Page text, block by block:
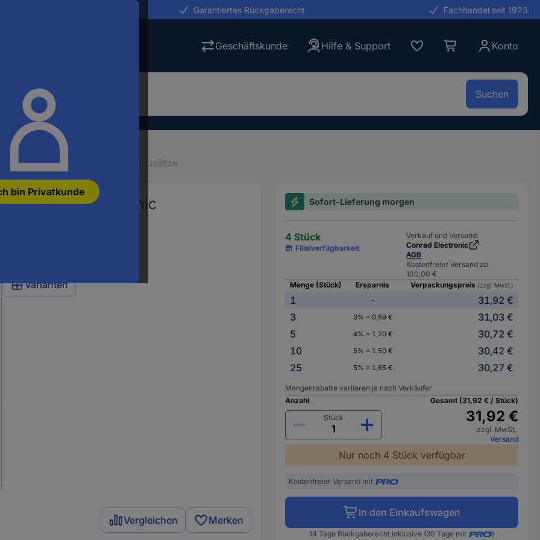
bin Privatkunde
Garantiertes Rückgaberecht Fachhandel seit 1923
Geschäftskunde Hilfe & Support Konto
Suchen
Figuren Fahrzeug-Bausätze
R934 Litronic
Varianten
Vergleichen Merken
Sofort-Lieferung morgen
4 Stück
Filialverfügbarkeit
Verkauf und Versand:
Conrad Electronic
AGB
Kostenfreier Versand ab
100,00 €
Menge (Stück)
Ersparnis Verpackungspreis (zzgl. MwSt.)
1 -
31,92 €
3
3% = 0,89 €
31,03 €
5
4% = 1,20 €
30,72 €
10
5% = 1,50 €
30,42 €
25
5% = 1,65 € 30,27 €
Mengenrabatte variieren je nach Verkäufer
Anzahl
Stück
Gesamt (31,92 € / Stück)
31,92 €
zzgl. MwSt.
Versand
Nur noch 4 Stück verfügbar
Kostenfreier Versand mit
In den Einkaufswagen
14 Tage Rückgaberecht inklusive (30 Tage mit )